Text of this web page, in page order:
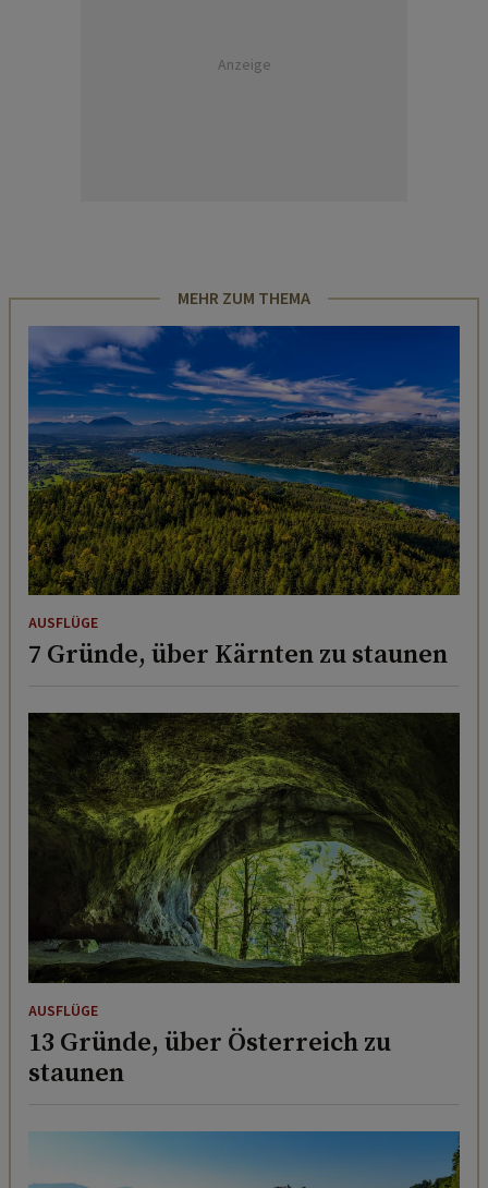
Anzeige
MEHR ZUM THEMA
AUSFLÜGE
7 Gründe, über Kärnten zu staunen
AUSFLÜGE
13 Gründe, über Österreich zu
staunen